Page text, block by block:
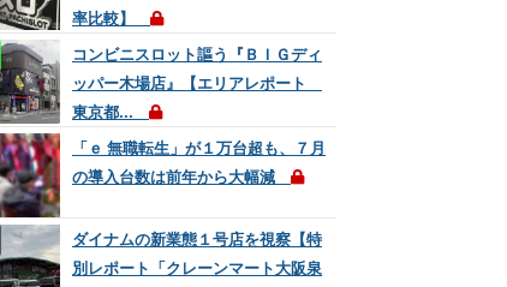
率比較】
コンビニスロット謳う『ＢＩＧディ
ッパー木場店』【エリアレポート
東京都...
「ｅ 無職転生」が１万台超も、７月
の導入台数は前年から大幅減
ダイナムの新業態１号店を視察【特
別レポート「クレーンマート大阪泉